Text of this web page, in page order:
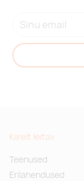
Kiirelt leitav
Teenused
Erilahendused